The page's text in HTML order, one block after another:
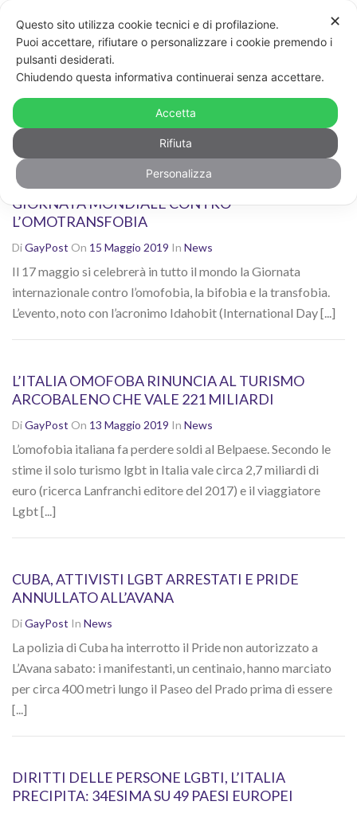
CERCA
Ricerca risultati per: "omofobia"
Non sei contento dei risultati? Cerca di nuovo con altre
parole chiave
STUART MILK A TORINO PER CELEBRARE LA
GIORNATA MONDIALE CONTRO
L’OMOTRANSFOBIA
DiGayPost On 15 Maggio 2019 In News
Il 17 maggio si celebrerà in tutto il mondo la Giornata
internazionale contro l’omofobia, la bifobia e la transfobia.
L’evento, noto con l’acronimo Idahobit (International Day [...]
L’ITALIA OMOFOBA RINUNCIA AL TURISMO
ARCOBALENO CHE VALE 221 MILIARDI
DiGayPost On 13 Maggio 2019 In News
L’omofobia italiana fa perdere soldi al Belpaese. Secondo le
stime il solo turismo lgbt in Italia vale circa 2,7 miliardi di
euro (ricerca Lanfranchi editore del 2017) e il viaggiatore
Lgbt [...]
CUBA, ATTIVISTI LGBT ARRESTATI E PRIDE
ANNULLATO ALL’AVANA
DiGayPost In News
La polizia di Cuba ha interrotto il Pride non autorizzato a
L’Avana sabato: i manifestanti, un centinaio, hanno marciato
per circa 400 metri lungo il Paseo del Prado prima di essere
[...]
DIRITTI DELLE PERSONE LGBTI, L’ITALIA
PRECIPITA: 34ESIMA SU 49 PAESI EUROPEI
✕
Questo sito utilizza cookie tecnici e di profilazione.
Puoi accettare, rifiutare o personalizzare i cookie premendo i
pulsanti desiderati.
Chiudendo questa informativa continuerai senza accettare.
Accetta
Rifiuta
Personalizza